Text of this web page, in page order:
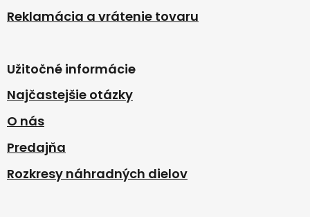
Reklamácia a vrátenie tovaru
Užitočné informácie
Najčastejšie otázky
O nás
Predajňa
Rozkresy náhradných dielov